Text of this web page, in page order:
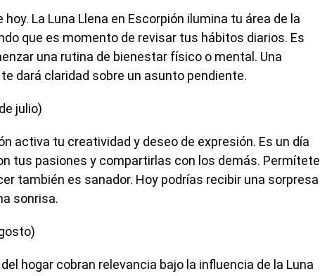
La Luna Llena en Escorpión ilumina tu área de la
que es momento de revisar tus hábitos diarios. Es
una rutina de bienestar físico o mental. Una
dará claridad sobre un asunto pendiente.
julio)
activa tu creatividad y deseo de expresión. Es un día
tus pasiones y compartirlas con los demás. Permítete
también es sanador. Hoy podrías recibir una sorpresa
sonrisa.
hogar cobran relevancia bajo la influencia de la Luna